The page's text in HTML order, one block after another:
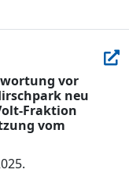
vor
neu
Fraktion
vom